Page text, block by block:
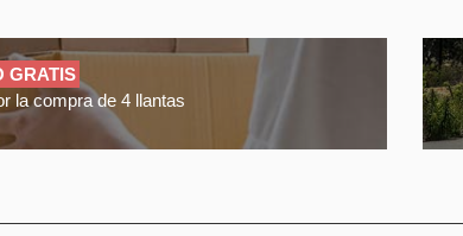
GRATIS
la compra de 4 llantas